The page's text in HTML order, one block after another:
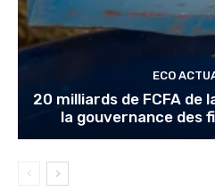
ECO
20 milliards de FCFA de
la gouvernance des